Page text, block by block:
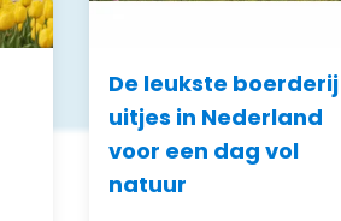
De leukste boerderij
uitjes in Nederland
voor een dag vol
natuur